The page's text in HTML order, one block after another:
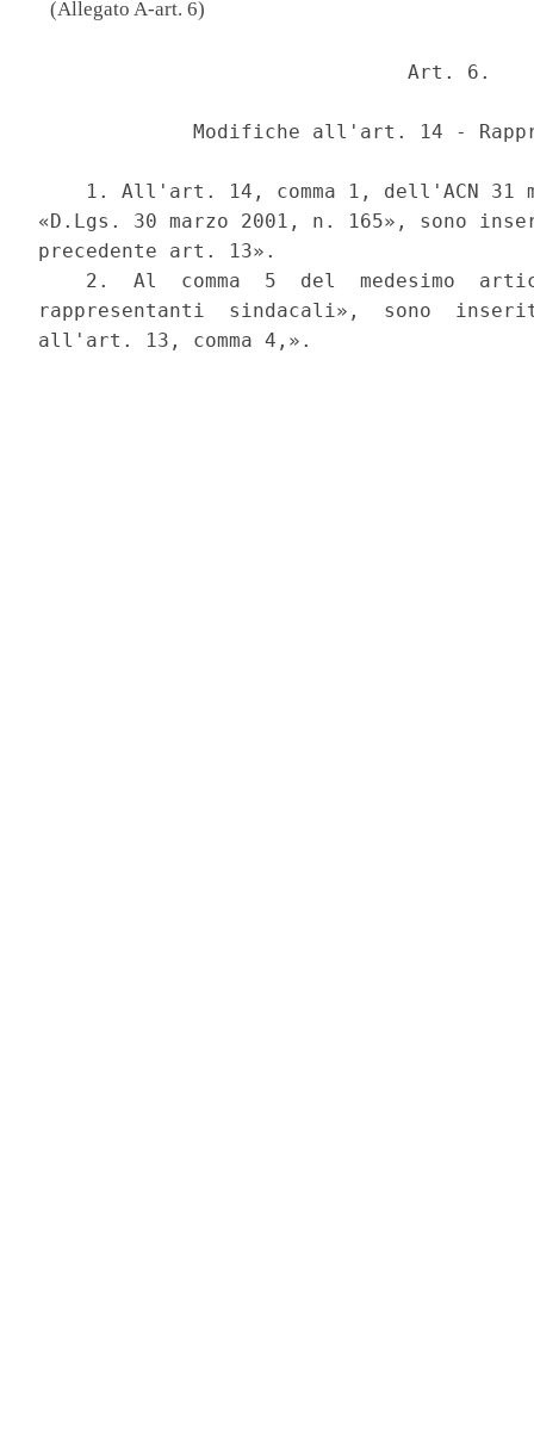
(Allegato A-art. 6)
                               Art. 6.
Modifiche all'art. 14 -
1. All'art. 14, comma 1, dell'ACN 31
«D.Lgs. 30 marzo 2001, n. 165», sono
precedente art. 13».
2.  Al  comma  5  del  medesimo
rappresentanti  sindacali»,  sono